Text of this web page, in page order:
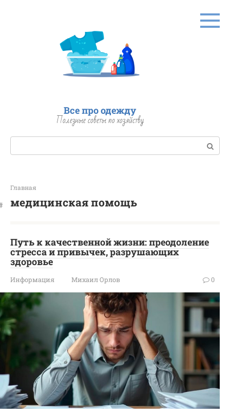
Все про одежду
Полезные советы по хозяйству
Поиск:
Главная
медицинская помощь
Путь к качественной жизни: преодоление
стресса и привычек, разрушающих
здоровье
Информация Михаил Орлов 0